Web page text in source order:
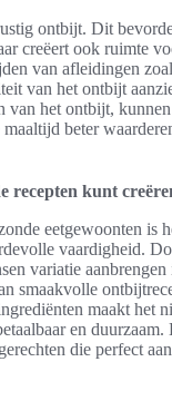
ontbijt. Dit
creëert ook ruimte
van afleidingen
van het ontbijt
van het ontbijt,
beter
recepten kunt
eetgewoonten is
vaardigheid.
variatie
smaakvolle
maakt het
en duurzaam.
die perfect